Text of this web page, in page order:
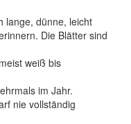
lange, dünne, leicht
Die Blätter sind
weiß bis
im Jahr.
nie vollständig